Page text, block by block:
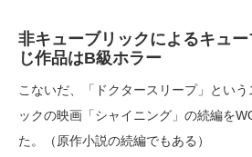
非キューブリックによるキュ
じ作品はB級ホラー
こないだ、「ドクタースリープ」とい
ックの映画「シャイニング」の続編を
た。（原作小説の続編でもある）